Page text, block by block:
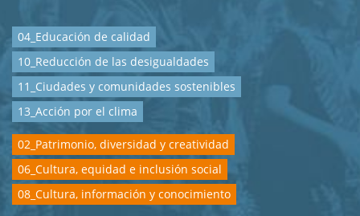
04_Educación de calidad
10_Reducción de las desigualdades
11_Ciudades y comunidades sostenibles
13_Acción por el clima
02_Patrimonio, diversidad y creatividad
06_Cultura, equidad e inclusión social
08_Cultura, información y conocimiento